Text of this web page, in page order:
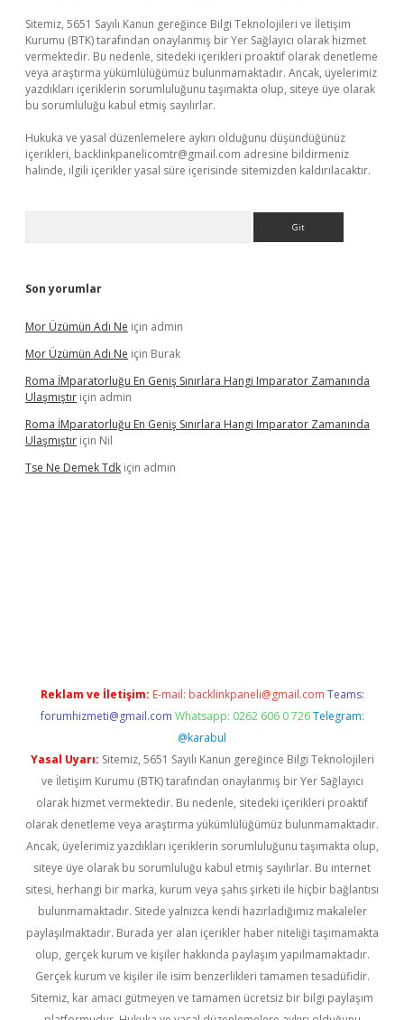
Sitemiz, 5651 Sayılı Kanun gereğince Bilgi Teknolojileri ve İletişim
Kurumu (BTK) tarafından onaylanmış bir Yer Sağlayıcı olarak hizmet
vermektedir. Bu nedenle, sitedeki içerikleri proaktif olarak denetleme
veya araştırma yükümlülüğümüz bulunmamaktadır. Ancak, üyelerimiz
yazdıkları içeriklerin sorumluluğunu taşımakta olup, siteye üye olarak
bu sorumluluğu kabul etmiş sayılırlar.
Hukuka ve yasal düzenlemelere aykırı olduğunu düşündüğünüz
içerikleri, backlinkpanelicomtr@gmail.com adresine bildirmeniz
halinde, ilgili içerikler yasal süre içerisinde sitemizden kaldırılacaktır.
Son yorumlar
Mor Üzümün Adı Ne için admin
Mor Üzümün Adı Ne için Burak
Roma İMparatorluğu En Geniş Sınırlara Hangi Imparator Zamanında
Ulaşmıştır için admin
Roma İMparatorluğu En Geniş Sınırlara Hangi Imparator Zamanında
Ulaşmıştır için Nil
Tse Ne Demek Tdk için admin
Reklam ve İletişim: E-mail: backlinkpaneli@gmail.com Teams:
forumhizmeti@gmail.com Whatsapp: 0262 606 0 726 Telegram:
@karabul
Yasal Uyarı: Sitemiz, 5651 Sayılı Kanun gereğince Bilgi Teknolojileri
ve İletişim Kurumu (BTK) tarafından onaylanmış bir Yer Sağlayıcı
olarak hizmet vermektedir. Bu nedenle, sitedeki içerikleri proaktif
olarak denetleme veya araştırma yükümlülüğümüz bulunmamaktadır.
Ancak, üyelerimiz yazdıkları içeriklerin sorumluluğunu taşımakta olup,
siteye üye olarak bu sorumluluğu kabul etmiş sayılırlar. Bu internet
sitesi, herhangi bir marka, kurum veya şahıs şirketi ile hiçbir bağlantısı
bulunmamaktadır. Sitede yalnızca kendi hazırladığımız makaleler
paylaşılmaktadır. Burada yer alan içerikler haber niteliği taşımamakta
olup, gerçek kurum ve kişiler hakkında paylaşım yapılmamaktadır.
Gerçek kurum ve kişiler ile isim benzerlikleri tamamen tesadüfidir.
Sitemiz, kar amacı gütmeyen ve tamamen ücretsiz bir bilgi paylaşım